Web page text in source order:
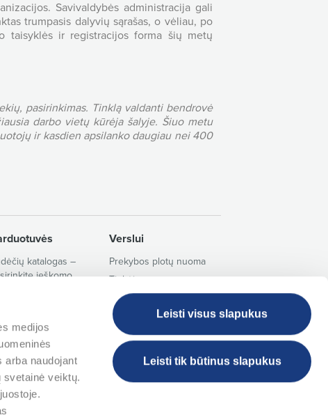
medijos
arba naudojant
veiktų.
Leisti visus slapukus
Leisti tik būtinus slapukus
Savivaldybės administracija gali
trumpasis dalyvių sąrašas, o vėliau, po
taisyklės ir registracijos forma šių metų
pasirinkimas. Tinklą valdanti bendrovė
darbo vietų kūrėja šalyje. Šiuo metu
ir kasdien apsilanko daugiau nei 400
katalogas –
ieškomo
adresai ir
laikas
paslaugos
Verslui
Prekybos plotų nuoma
Tiekėjams
Prekių ir paslaugų
pirkimai
Sąskaitos faktūros
Kortelės juridiniams
asmenims